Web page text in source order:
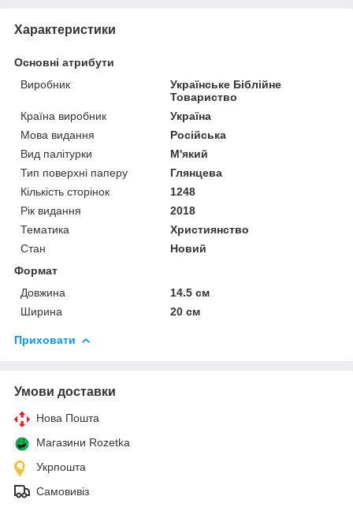
Характеристики
Основні атрибути
Виробник
Українське Біблійне
Товариство
Країна виробник
Україна
Мова видання
Російська
Вид палітурки
М'який
Тип поверхні паперу
Глянцева
Кількість сторінок
1248
Рік видання
2018
Тематика
Християнство
Стан
Новий
Формат
Довжина
14.5 см
Ширина
20 см
Приховати
Умови доставки
Нова Пошта
Магазини Rozetka
Укрпошта
Самовивіз